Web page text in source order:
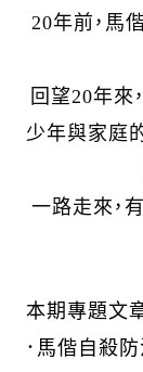
20年前，馬
回望20年來
少年與家庭
一路走來，
本期專題文章
． 馬偕自殺